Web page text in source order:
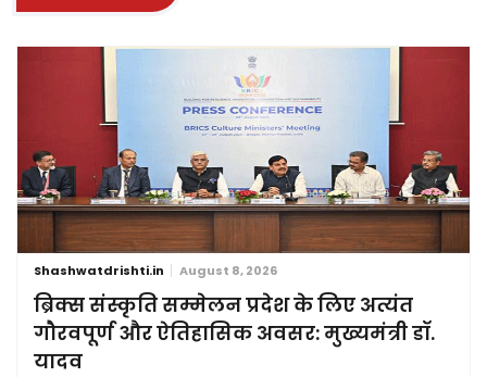
Shashwatdrishti.in August 8, 2026
ब्रिक्स संस्कृति सम्मेलन प्रदेश के लिए अत्यंत
गौरवपूर्ण और ऐतिहासिक अवसर: मुख्यमंत्री डॉ.
यादव